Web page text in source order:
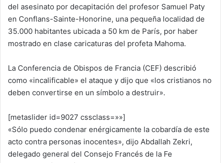
del asesinato por decapitación del profesor Samuel Paty
en Conflans-Sainte-Honorine, una pequeña localidad de
35.000 habitantes ubicada a 50 km de París, por haber
mostrado en clase caricaturas del profeta Mahoma.
La Conferencia de Obispos de Francia (CEF) describió
como «incalificable» el ataque y dijo que «los cristianos no
deben convertirse en un símbolo a destruir».
[metaslider id=9027 cssclass=»»]
«Sólo puedo condenar enérgicamente la cobardía de este
acto contra personas inocentes», dijo Abdallah Zekri,
delegado general del Consejo Francés de la Fe